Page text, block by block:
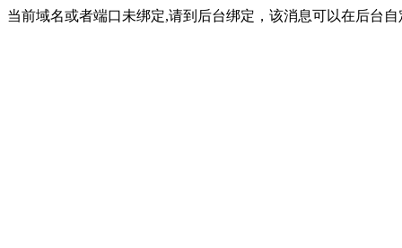
当前域名或者端口未绑定,请到后台绑定，该消息可以在后台自